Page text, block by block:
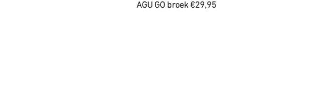
AGU GO broek €29,95